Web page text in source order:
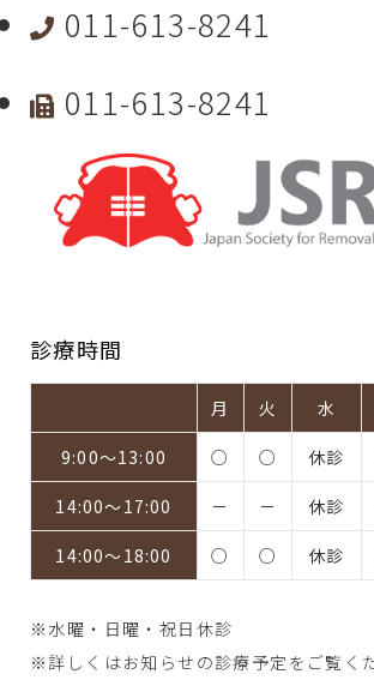
011-613-8241
011-613-8241
診療時間
月 火 水
9:00～13:00 ○ ○ 休診
14:00～17:00 － － 休診
14:00～18:00 ○ ○ 休診
※水曜・日曜・祝日休診
※詳しくはお知らせの診療予定をご覧く